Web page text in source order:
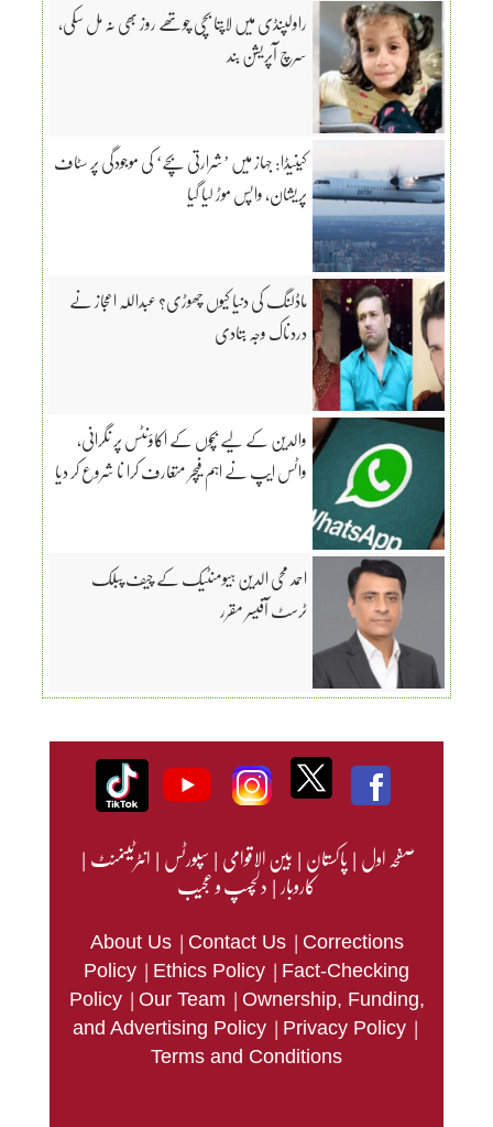
راولپنڈی میں لاپتا بچی چوتھے روز بھی نہ مل سکی،
سرچ آپریشن بند
کینیڈا: جہاز میں ’شرارتی بچے‘ کی موجودگی پر سٹاف
پریشان، واپس موڑ لیا گیا
ماڈلنگ کی دنیا کیوں چھوڑی؟ عبداللہ اعجاز نے
دردناک وجہ بتادی
والدین کے لیے بچوں کے اکاؤنٹس پر نگرانی،
واٹس ایپ نے اہم فیچر متعارف کرا نا شروع کر دیا
احمد محی الدین ہیومنٹیک کے چیف پبلک
ٹرسٹ آفیسر مقرر
صفحہ اول|پاکستان|بین الاقوامی|سپورٹس|انٹرٹینمنٹ|
کاروبار|دلچسپ و عجیب
About Us | Contact Us | Corrections
Policy | Ethics Policy | Fact-Checking
Policy | Our Team | Ownership, Funding,
and Advertising Policy | Privacy Policy |
Terms and Conditions